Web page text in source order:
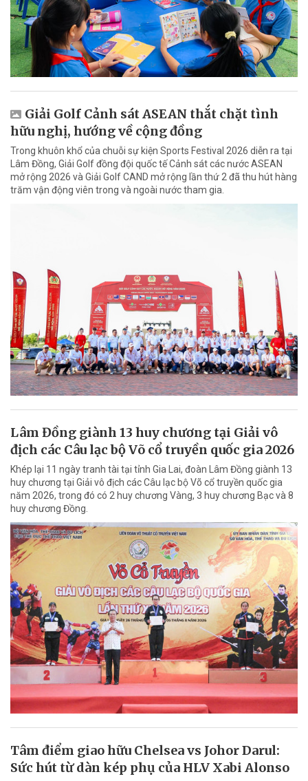
Giải Golf Cảnh sát ASEAN thắt chặt tình
hữu nghị, hướng về cộng đồng
Trong khuôn khổ của chuỗi sự kiện Sports Festival 2026 diễn ra tại
Lâm Đồng, Giải Golf đồng đội quốc tế Cảnh sát các nước ASEAN
mở rộng 2026 và Giải Golf CAND mở rộng lần thứ 2 đã thu hút hàng
trăm vận động viên trong và ngoài nước tham gia.
Lâm Đồng giành 13 huy chương tại Giải vô
địch các Câu lạc bộ Võ cổ truyền quốc gia 2026
Khép lại 11 ngày tranh tài tại tỉnh Gia Lai, đoàn Lâm Đồng giành 13
huy chương tại Giải vô địch các Câu lạc bộ Võ cổ truyền quốc gia
năm 2026, trong đó có 2 huy chương Vàng, 3 huy chương Bạc và 8
huy chương Đồng.
Tâm điểm giao hữu Chelsea vs Johor Darul:
Sức hút từ dàn kép phụ của HLV Xabi Alonso